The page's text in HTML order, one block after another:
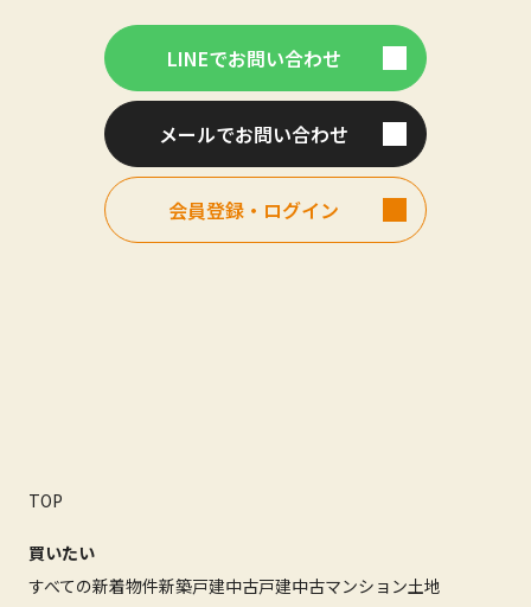
LINEでお問い合わせ
メールでお問い合わせ
会員登録・ログイン
TOP
買いたい
すべての新着物件新築戸建中古戸建中古マンション土地